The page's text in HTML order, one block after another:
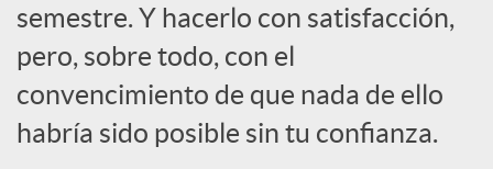
c
i
semestre. Y hacerlo con satisfacción,
pero, sobre todo, con el
convencimiento de que nada de ello
habría sido posible sin tu confianza.